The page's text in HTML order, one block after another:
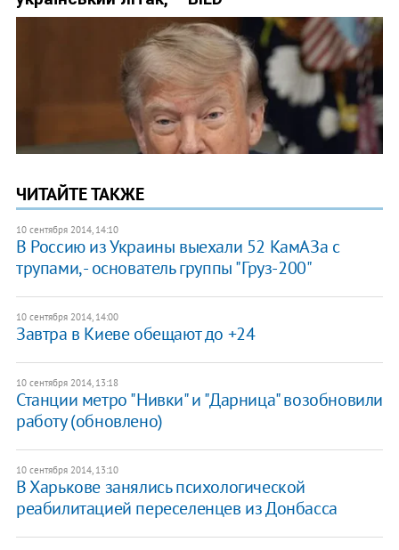
ЧИТАЙТЕ ТАКЖЕ
10 сентября 2014, 14:10
В Россию из Украины выехали 52 КамАЗа с
трупами, - основатель группы "Груз-200"
10 сентября 2014, 14:00
Завтра в Киеве обещают до +24
10 сентября 2014, 13:18
Станции метро "Нивки" и "Дарница" возобновили
работу (обновлено)
10 сентября 2014, 13:10
В Харькове занялись психологической
реабилитацией переселенцев из Донбасса